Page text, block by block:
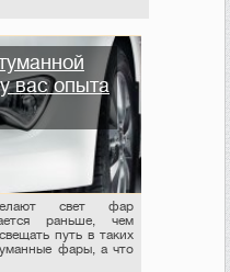
вас опыта
свет фар
раньше, чем
путь в таких
фары, а что